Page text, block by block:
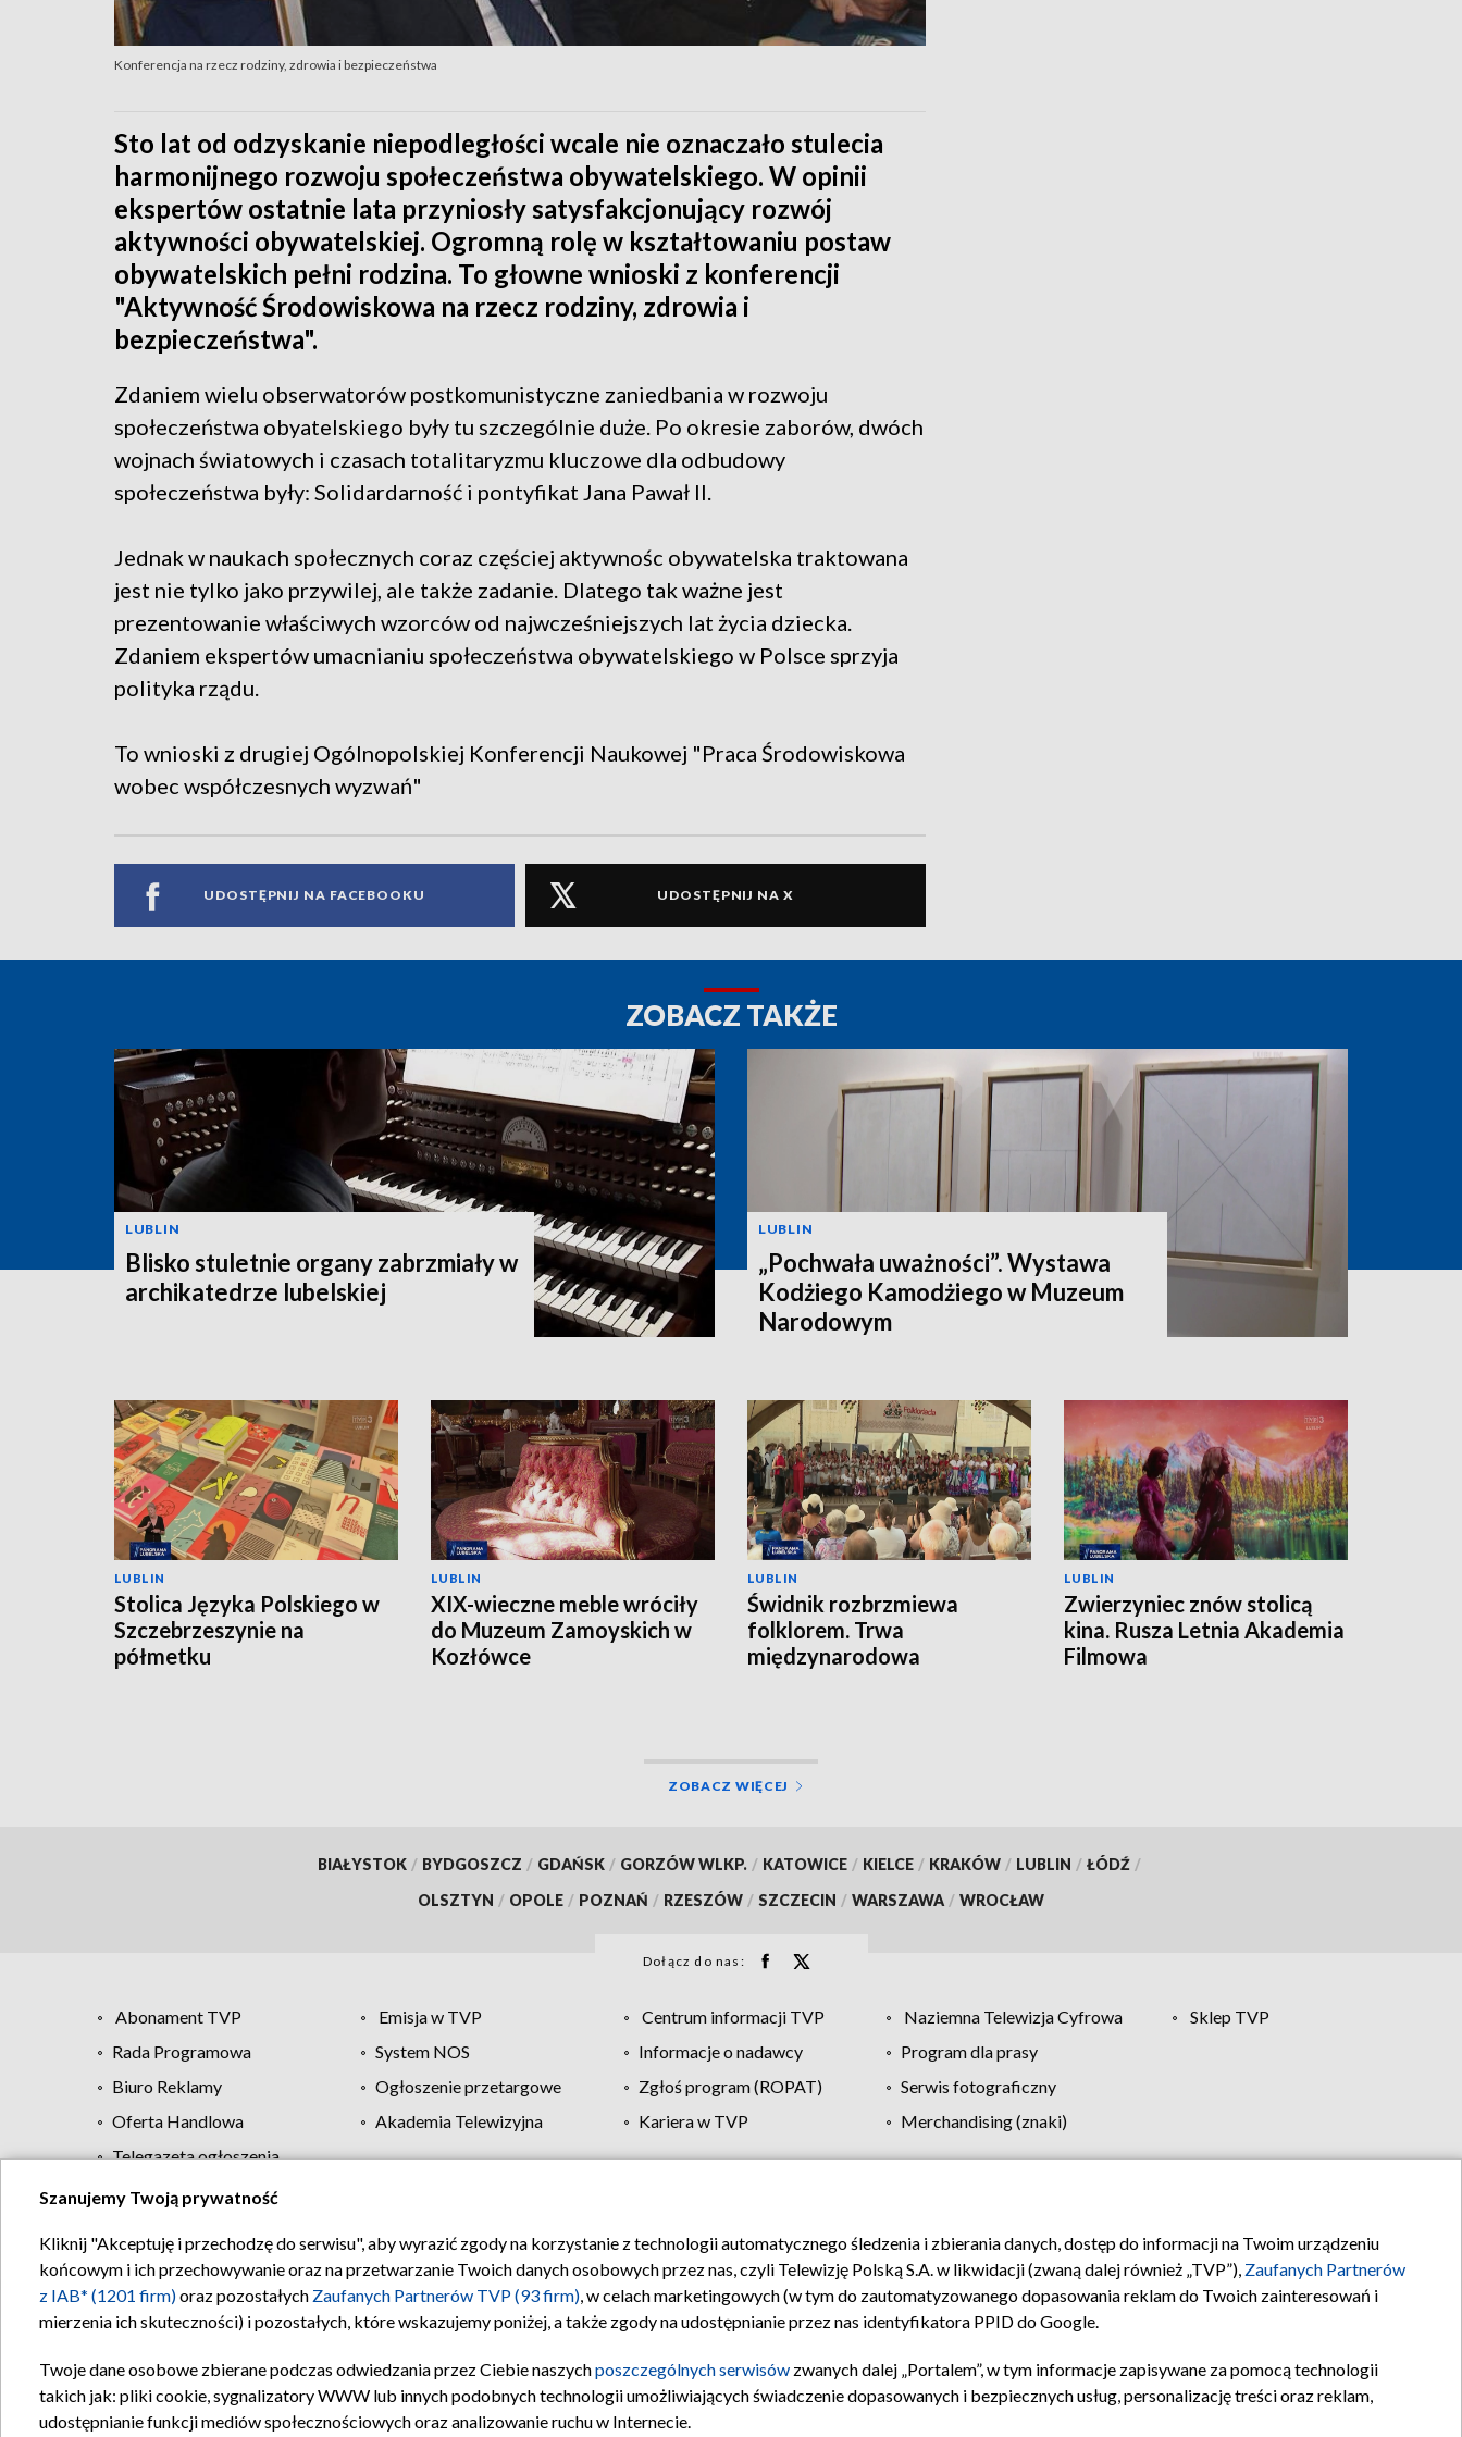
Konferencja na rzecz rodziny, zdrowia i bezpieczeństwa
Sto lat od odzyskanie niepodległości wcale nie oznaczało stulecia
harmonijnego rozwoju społeczeństwa obywatelskiego. W opinii
ekspertów ostatnie lata przyniosły satysfakcjonujący rozwój
aktywności obywatelskiej. Ogromną rolę w kształtowaniu postaw
obywatelskich pełni rodzina. To głowne wnioski z konferencji
"Aktywność Środowiskowa na rzecz rodziny, zdrowia i
bezpieczeństwa".
Zdaniem wielu obserwatorów postkomunistyczne zaniedbania w rozwoju
społeczeństwa obyatelskiego były tu szczególnie duże. Po okresie zaborów, dwóch
wojnach światowych i czasach totalitaryzmu kluczowe dla odbudowy
społeczeństwa były: Solidardarność i pontyfikat Jana Pawał II.
Jednak w naukach społecznych coraz częściej aktywnośc obywatelska traktowana
jest nie tylko jako przywilej, ale także zadanie. Dlatego tak ważne jest
prezentowanie właściwych wzorców od najwcześniejszych lat życia dziecka.
Zdaniem ekspertów umacnianiu społeczeństwa obywatelskiego w Polsce sprzyja
polityka rządu.
To wnioski z drugiej Ogólnopolskiej Konferencji Naukowej "Praca Środowiskowa
wobec współczesnych wyzwań"
UDOSTĘPNIJ NA FACEBOOKU UDOSTĘPNIJ NA X
ZOBACZ TAKŻE
LUBLIN
Blisko stuletnie organy zabrzmiały w
archikatedrze lubelskiej
LUBLIN
„Pochwała uważności”. Wystawa
Kodżiego Kamodżiego w Muzeum
Narodowym
LUBLIN
Stolica Języka Polskiego w
Szczebrzeszynie na
półmetku
LUBLIN
XIX-wieczne meble wróciły
do Muzeum Zamoyskich w
Kozłówce
LUBLIN
Świdnik rozbrzmiewa
folklorem. Trwa
międzynarodowa
LUBLIN
Zwierzyniec znów stolicą
kina. Rusza Letnia Akademia
Filmowa
ZOBACZ WIĘCEJ
BIAŁYSTOK / BYDGOSZCZ / GDAŃSK / GORZÓW WLKP. / KATOWICE / KIELCE / KRAKÓW / LUBLIN / ŁÓDŹ /
OLSZTYN / OPOLE / POZNAŃ / RZESZÓW / SZCZECIN / WARSZAWA / WROCŁAW
Dołącz do nas:
Abonament TVP Emisja w TVP Centrum informacji TVP Naziemna Telewizja Cyfrowa
Sklep TVP
Rada Programowa
System NOS Informacje o nadawcy
Program dla prasy
Biuro Reklamy
Ogłoszenie przetargowe Zgłoś program (ROPAT)
Serwis fotograficzny
Oferta Handlowa
Akademia Telewizyjna Kariera w TVP
Merchandising (znaki)
Telegazeta ogłoszenia
Regulamin TVP Polityka prywatności Moje zgody Pomoc Biuro reklamy Kontakt
Szanujemy Twoją prywatność
Kliknij "Akceptuję i przechodzę do serwisu", aby wyrazić zgody na korzystanie z technologii automatycznego śledzenia i zbierania danych, dostęp do informacji na Twoim urządzeniu
końcowym i ich przechowywanie oraz na przetwarzanie Twoich danych osobowych przez nas, czyli Telewizję Polską S.A. w likwidacji (zwaną dalej również „TVP”), Zaufanych Partnerów
z IAB* (1201 firm)oraz pozostałych Zaufanych Partnerów TVP (93 firm), w celach marketingowych (w tym do zautomatyzowanego dopasowania reklam do Twoich zainteresowań i
mierzenia ich skuteczności) i pozostałych, które wskazujemy poniżej, a także zgody na udostępnianie przez nas identyfikatora PPID do Google.
Twoje dane osobowe zbierane podczas odwiedzania przez Ciebie naszychposzczególnych serwisów zwanych dalej „Portalem”, w tym informacje zapisywane za pomocą technologii
takich jak: pliki cookie, sygnalizatory WWW lub innych podobnych technologii umożliwiających świadczenie dopasowanych i bezpiecznych usług, personalizację treści oraz reklam,
udostępnianie funkcji mediów społecznościowych oraz analizowanie ruchu w Internecie.